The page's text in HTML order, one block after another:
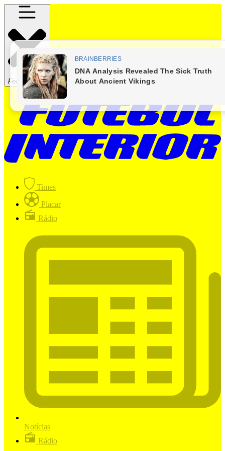
Fechar Menu
Times
Placar
Rádio
Notícias
Rádio